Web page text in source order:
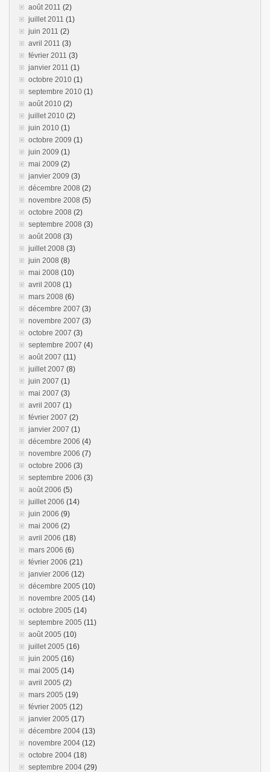
août 2011 (2)
juillet 2011 (1)
juin 2011 (2)
avril 2011 (3)
février 2011 (3)
janvier 2011 (1)
octobre 2010 (1)
septembre 2010 (1)
août 2010 (2)
juillet 2010 (2)
juin 2010 (1)
octobre 2009 (1)
juin 2009 (1)
mai 2009 (2)
janvier 2009 (3)
décembre 2008 (2)
novembre 2008 (5)
octobre 2008 (2)
septembre 2008 (3)
août 2008 (3)
juillet 2008 (3)
juin 2008 (8)
mai 2008 (10)
avril 2008 (1)
mars 2008 (6)
décembre 2007 (3)
novembre 2007 (3)
octobre 2007 (3)
septembre 2007 (4)
août 2007 (11)
juillet 2007 (8)
juin 2007 (1)
mai 2007 (3)
avril 2007 (1)
février 2007 (2)
janvier 2007 (1)
décembre 2006 (4)
novembre 2006 (7)
octobre 2006 (3)
septembre 2006 (3)
août 2006 (5)
juillet 2006 (14)
juin 2006 (9)
mai 2006 (2)
avril 2006 (18)
mars 2006 (6)
février 2006 (21)
janvier 2006 (12)
décembre 2005 (10)
novembre 2005 (14)
octobre 2005 (14)
septembre 2005 (11)
août 2005 (10)
juillet 2005 (16)
juin 2005 (16)
mai 2005 (14)
avril 2005 (2)
mars 2005 (19)
février 2005 (12)
janvier 2005 (17)
décembre 2004 (13)
novembre 2004 (12)
octobre 2004 (18)
septembre 2004 (29)